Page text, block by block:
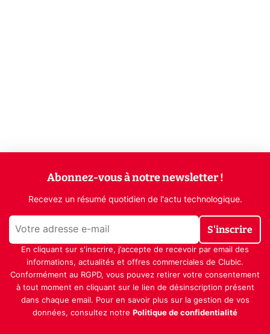
Abonnez-vous à notre newsletter !
Recevez un résumé quotidien de l'actu technologique.
S'inscrire
En cliquant sur s'inscrire, j’accepte de recevoir par email des
informations, actualités et offres commerciales de Clubic.
Conformément au RGPD, vous pouvez retirer votre consentement
à tout moment en cliquant sur le lien de désinscription présent
dans chaque email. Pour en savoir plus sur la gestion de vos
données, consultez notre Politique de confidentialité